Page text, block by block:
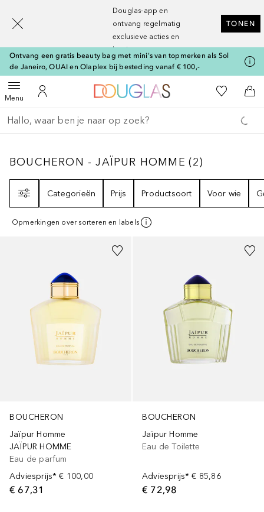
Douglas-app en
ontvang regelmatig
exclusieve acties en
kortingen
TONEN
Ontvang een gratis beauty bag met mini's van topmerken als Sol
de Janeiro, OUAI en Olaplex bij besteding vanaf € 100,-
MenuOpen menuNaar Mijn Account
Naar Douglas Home
Naar Mijn
Ga terug
Zoekopdracht uitvoeren
BOUCHERON - JAÏPUR HOMME2
BOUCHERON - JAÏPUR HOMME (2)
Categorieën
Prijs Productsoort Voor wie
Opmerkingen over sorteren en labels
BOUCHERON
Jaïpur Homme
JAÏPUR HOMME
Eau de parfum
Adviesprijs* € 100,00
€ 67,31
BOUCHERON
Jaïpur Homme
Eau de Toilette
Adviesprijs* € 85,86
€ 72,98
[navigation.slideout.screenreader]